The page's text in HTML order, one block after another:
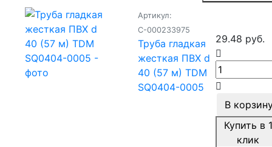
Артикул:
С-000233975
Труба гладкая
жесткая ПВХ d
40 (57 м) TDM
SQ0404-0005
29.48 руб.
В
Купить в 1
клик